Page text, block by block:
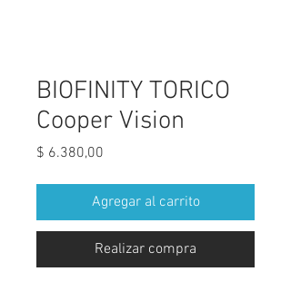
BIOFINITY TORICO
Cooper Vision
$ 6.380,00
Agregar al carrito
Realizar compra